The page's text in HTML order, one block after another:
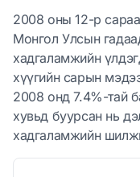
2008 оны 12-р
Монгол Улсын
хадгаламжийн
хүүгийн сарын
2008 онд 7.4%-тай
хувьд буурсан нь
хадгаламжийн